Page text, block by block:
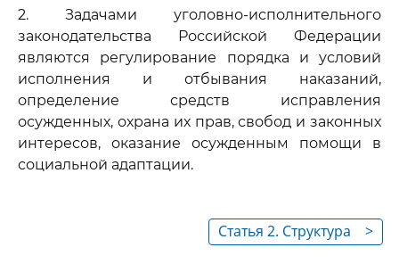
2. Задачами уголовно-исполнительного
законодательства Российской Федерации
являются регулирование порядка и условий
исполнения и отбывания наказаний,
определение средств исправления
осужденных, охрана их прав, свобод и законных
интересов, оказание осужденным помощи в
социальной адаптации.
>
Статья 2. Структура